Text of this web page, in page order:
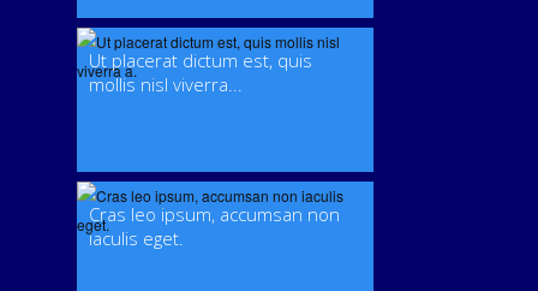
Ut placerat dictum est, quis
mollis nisl viverra...
Cras leo ipsum, accumsan non
iaculis eget.